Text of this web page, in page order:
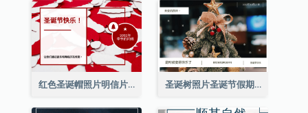
红色圣诞帽照片明信片 圣诞树照片圣诞节假期明信片